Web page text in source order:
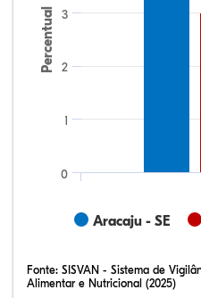
Percentual
Aracaju - SE
0
1
2
3
Fonte: SISVAN - Sistema de
Alimentar e Nutricional (2025)